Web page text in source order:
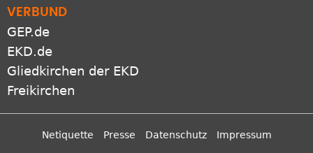
VERBUND
GEP.de
EKD.de
Gliedkirchen der EKD
Freikirchen
Netiquette Presse Datenschutz Impressum